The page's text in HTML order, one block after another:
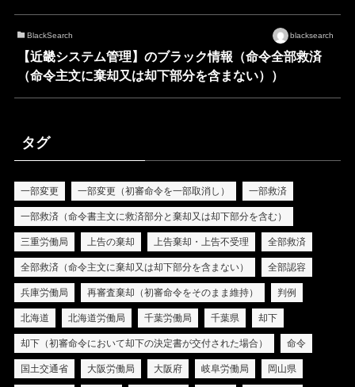
BlackSearch blacksearch
【近畿システム管理】のブラック情報（命令全部救済
（命令主文に棄却又は却下部分を含まない））
タグ
一部変更 一部変更（初審命令を一部取消し） 一部救済
一部救済（命令書主文に救済部分と棄却又は却下部分を含む）
三重労働局 上告の棄却 上告棄却・上告不受理 全部救済
全部救済（命令主文に棄却又は却下部分を含まない） 全部認容
兵庫労働局 再審査棄却（初審命令をそのまま維持） 判例
北海道 北海道労働局 千葉労働局 千葉県 却下
却下（初審命令において却下の決定書が交付された場合） 命令
国土交通省 大阪労働局 大阪府 岐阜労働局 岡山県